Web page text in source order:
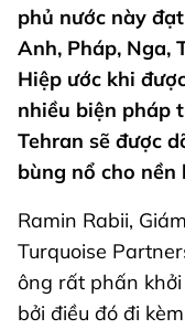
phủ nước này
Anh, Pháp, Nga,
Hiệp ước khi
nhiều biện pháp
Tehran sẽ được
bùng nổ cho
Ramin Rabii,
Turquoise
ông rất phấn
bởi điều đó đi